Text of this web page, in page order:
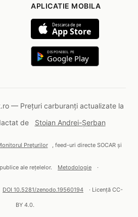
APLICATIE MOBILA
Descarca de pe
App Store
DISPONIBIL PE
Google Play
— Prețuri carburanți actualizate la
de
Stoian Andrei-Șerban
Prețurilor , feed-uri directe SOCAR și
ale rețelelor. Metodologie ·
DOI 10.5281/zenodo.19560194 · Licență CC-
BY 4.0.